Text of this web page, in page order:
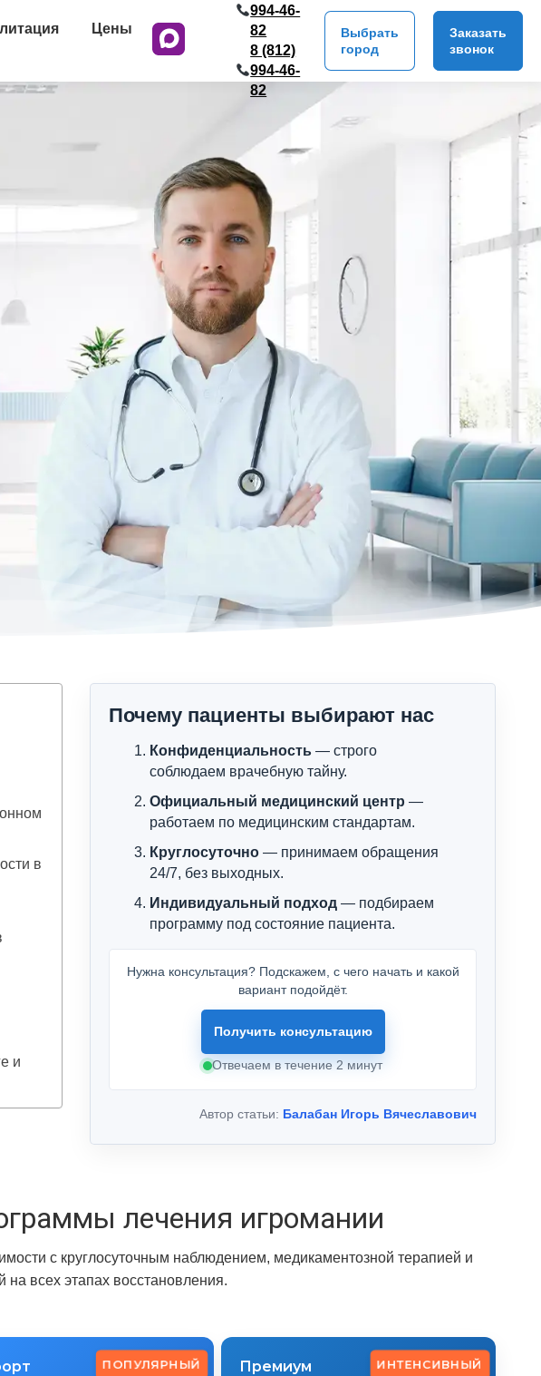
Цены
994-46-
82
8 (812)
994-46-
82
Выбрать
город
Заказать
звонок
в
и
Почему пациенты выбирают нас
Конфиденциальность — строго
соблюдаем врачебную тайну.
Официальный медицинский центр —
работаем по медицинским стандартам.
Круглосуточно — принимаем обращения
24/7, без выходных.
Индивидуальный подход — подбираем
программу под состояние пациента.
Нужна консультация? Подскажем, с чего начать и какой
вариант подойдёт.
Получить консультацию
Отвечаем в течение 2 минут
Автор статьи: Балабан Игорь Вячеславович
лечения игромании
с круглосуточным наблюдением, медикаментозной терапией и
на всех этапах восстановления.
ПОПУЛЯРНЫЙ ИНТЕНСИВНЫЙ
Премиум